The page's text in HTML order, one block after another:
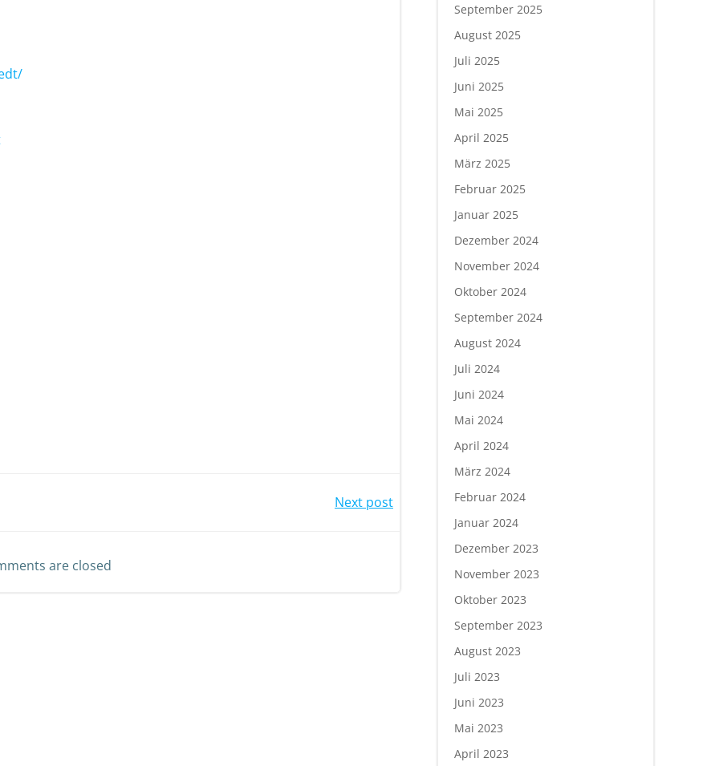
Next post
are closed
September 2025
August 2025
Juli 2025
Juni 2025
Mai 2025
April 2025
März 2025
Februar 2025
Januar 2025
Dezember 2024
November 2024
Oktober 2024
September 2024
August 2024
Juli 2024
Juni 2024
Mai 2024
April 2024
März 2024
Februar 2024
Januar 2024
Dezember 2023
November 2023
Oktober 2023
September 2023
August 2023
Juli 2023
Juni 2023
Mai 2023
April 2023